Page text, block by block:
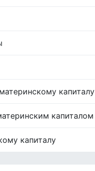
капиталу
капиталом
капиталу